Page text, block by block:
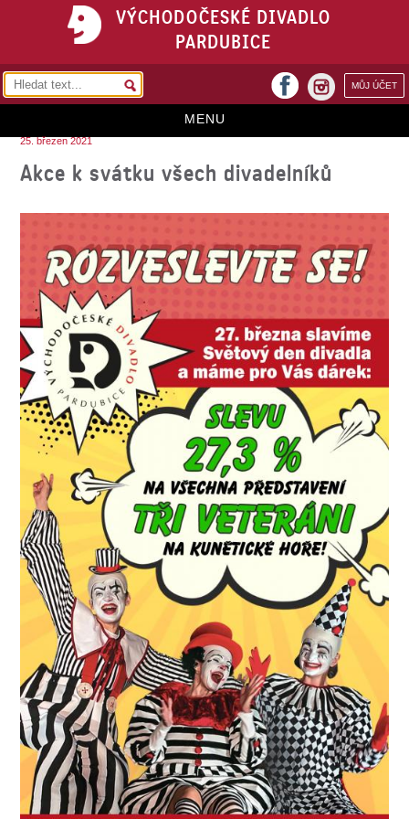
VÝCHODOČESKÉ DIVADLO
PARDUBICE
MŮJ ÚČET
facebook
MENU
VSTUPENKY
KONTAKTY
O DIVADLE
SOUBOR
DÁLE NABÍZÍME
25. březen 2021
Akce k svátku všech divadelníků